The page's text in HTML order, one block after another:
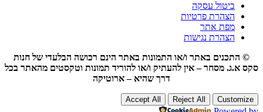
ביטול עסקה
הצהרת פרטיות
מפת אתר
הצהרת נגישות
© התכנים באתר ו/או התמונות באתר הינם רכושה הבלעדי של חנות
סקס א.ג. מסחר – אין להעתיק ו/או להוריד תמונות וטקסטים מהאתר בכל
דרך שהיא – ארוטיקה
Customize
Reject All
Accept All